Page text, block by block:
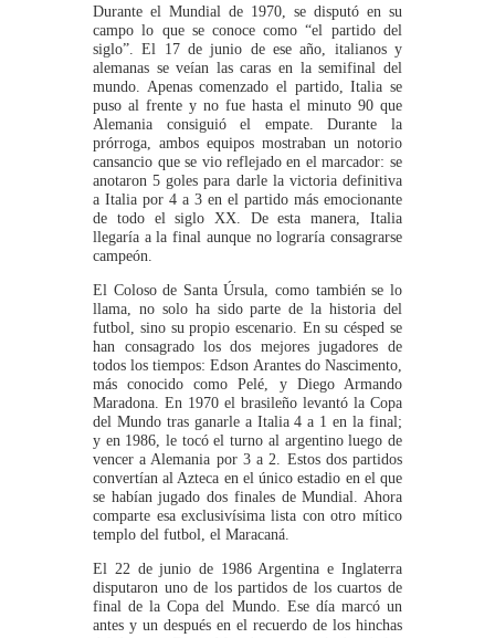
Durante el Mundial de 1970, se disputó en su
campo lo que se conoce como “el partido del
siglo”. El 17 de junio de ese año, italianos y
alemanas se veían las caras en la semifinal del
mundo. Apenas comenzado el partido, Italia se
puso al frente y no fue hasta el minuto 90 que
Alemania consiguió el empate. Durante la
prórroga, ambos equipos mostraban un notorio
cansancio que se vio reflejado en el marcador: se
anotaron 5 goles para darle la victoria definitiva
a Italia por 4 a 3 en el partido más emocionante
de todo el siglo XX. De esta manera, Italia
llegaría a la final aunque no lograría consagrarse
campeón.
El Coloso de Santa Úrsula, como también se lo
llama, no solo ha sido parte de la historia del
futbol, sino su propio escenario. En su césped se
han consagrado los dos mejores jugadores de
todos los tiempos: Edson Arantes do Nascimento,
más conocido como Pelé, y Diego Armando
Maradona. En 1970 el brasileño levantó la Copa
del Mundo tras ganarle a Italia 4 a 1 en la final;
y en 1986, le tocó el turno al argentino luego de
vencer a Alemania por 3 a 2. Estos dos partidos
convertían al Azteca en el único estadio en el que
se habían jugado dos finales de Mundial. Ahora
comparte esa exclusivísima lista con otro mítico
templo del futbol, el Maracaná.
El 22 de junio de 1986 Argentina e Inglaterra
disputaron uno de los partidos de los cuartos de
final de la Copa del Mundo. Ese día marcó un
antes y un después en el recuerdo de los hinchas